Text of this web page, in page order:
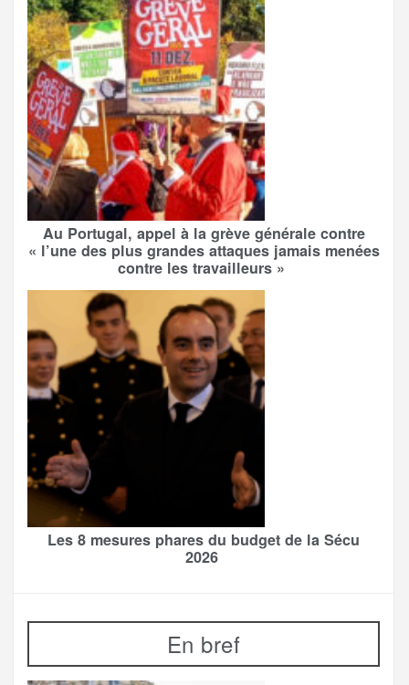
Au Portugal, appel à la grève générale contre
« l’une des plus grandes attaques jamais menées
contre les travailleurs »
Les 8 mesures phares du budget de la Sécu
2026
En bref